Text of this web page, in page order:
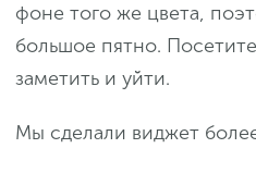
фоне того же цвета,
большое пятно.
заметить и уйти.
Мы сделали виджет